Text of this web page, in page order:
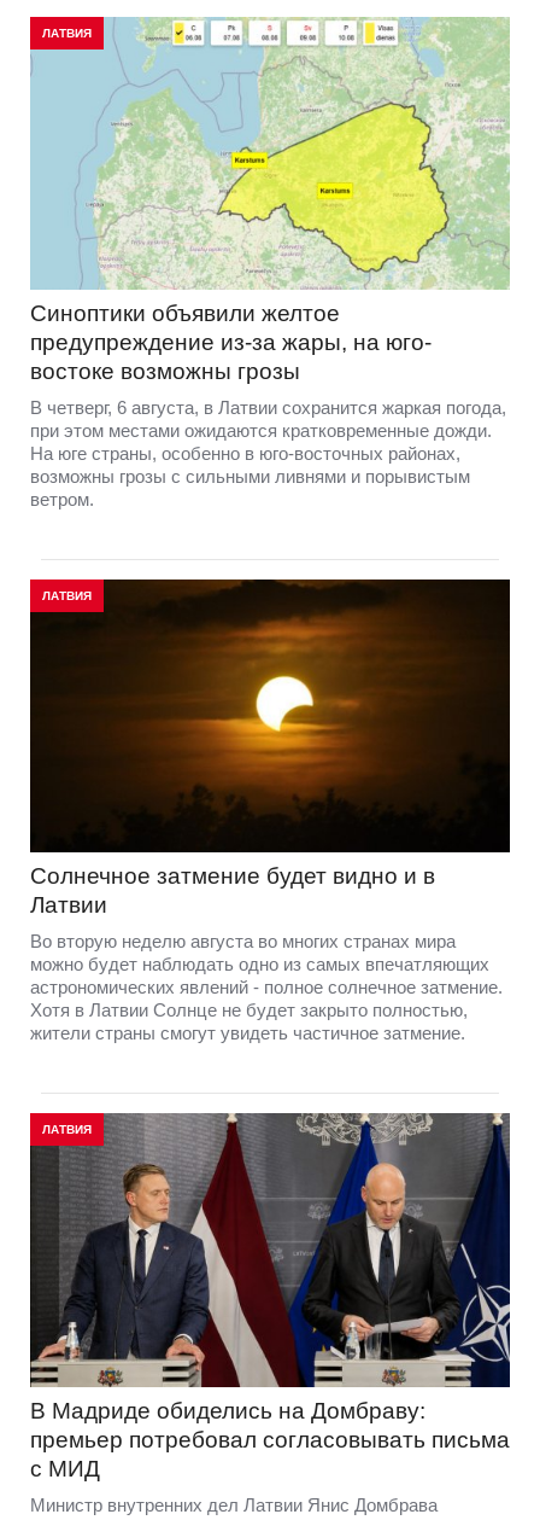
ЛАТВИЯ
Синоптики объявили желтое
предупреждение из-за жары, на юго-
востоке возможны грозы
В четверг, 6 августа, в Латвии сохранится жаркая погода,
при этом местами ожидаются кратковременные дожди.
На юге страны, особенно в юго-восточных районах,
возможны грозы с сильными ливнями и порывистым
ветром.
ЛАТВИЯ
Солнечное затмение будет видно и в
Латвии
Во вторую неделю августа во многих странах мира
можно будет наблюдать одно из самых впечатляющих
астрономических явлений - полное солнечное затмение.
Хотя в Латвии Солнце не будет закрыто полностью,
жители страны смогут увидеть частичное затмение.
ЛАТВИЯ
В Мадриде обиделись на Домбраву:
премьер потребовал согласовывать письма
с МИД
Министр внутренних дел Латвии Янис Домбрава